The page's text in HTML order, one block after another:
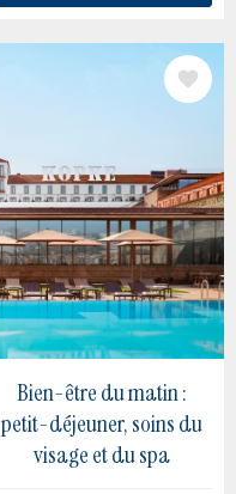
Bien-être du matin :
petit-déjeuner, soins du
visage et du spa